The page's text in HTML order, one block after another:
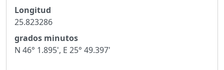
Longitud
25.823286
grados minutos
N 46° 1.895', E 25° 49.397'